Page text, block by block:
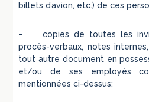
billets d’avion, etc.) de ces
– copies de toutes les
procès-verbaux, notes
tout autre document en
et/ou de ses employés
mentionnées ci-dessus;